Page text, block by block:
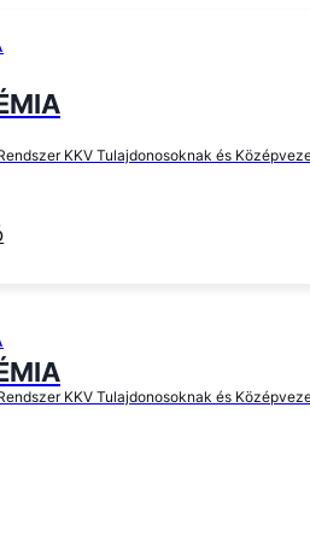
KKV Tulajdonosoknak és
KKV Tulajdonosoknak és